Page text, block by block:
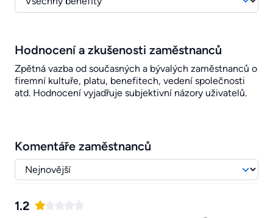
Hodnocení a zkušenosti zaměstnanců
Zpětná vazba od současných a bývalých zaměstnanců o
firemní kultuře, platu, benefitech, vedení společnosti
atd. Hodnocení vyjadřuje subjektivní názory uživatelů.
Komentáře zaměstnanců
1.2